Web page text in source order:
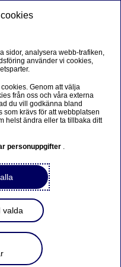
|Fortsett til en
nästa
sidor, analysera webb-trafiken,
använder vi cookies,
Genom att välja
från oss och våra externa
du vill godkänna bland
krävs för att webbplatsen
helst ändra eller ta tillbaka ditt
personuppgifter .
valda